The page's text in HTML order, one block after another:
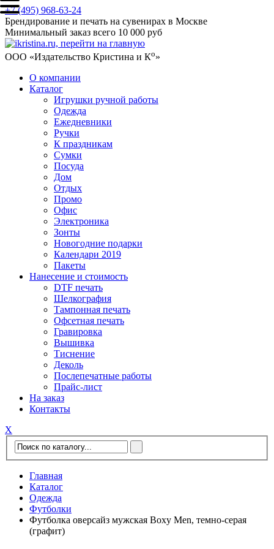
+7 (495) 968-63-24
Брендирование и печать на сувенирах в Москве
Минимальный заказ всего 10 000 руб
ООО «Издательство Кристина и Ко»
О компании
Каталог
Игрушки ручной работы
Одежда
Ежедневники
Ручки
К праздникам
Сумки
Посуда
Дом
Отдых
Промо
Офис
Электроника
Зонты
Новогодние подарки
Календари 2019
Пакеты
Нанесение и стоимость
DTF печать
Шелкография
Тампонная печать
Офсетная печать
Гравировка
Вышивка
Тиснение
Деколь
Послепечатные работы
Прайс-лист
На заказ
Контакты
Х
Главная
Каталог
Одежда
Футболки
Футболка оверсайз мужская Boxy Men, темно-серая
(графит)